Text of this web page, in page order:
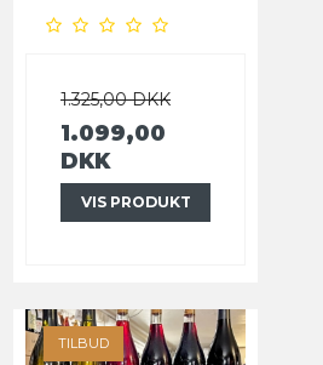
1.325,00 DKK
1.099,00
DKK
VIS PRODUKT
TILBUD